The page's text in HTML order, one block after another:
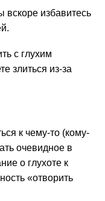
вскоре избавитесь
с глухим
злиться из-за
к чему-то (кому-
очевидное в
о глухоте к
«отворить